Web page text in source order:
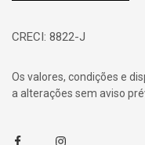
CRECI: 8822-J
Os valores, condições e
a alterações sem aviso
FacebookInstagram